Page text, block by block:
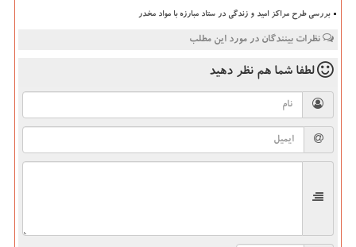
بررسی طرح مراکز امید و زندگی در ستاد مبارزه با مواد مخدر
نظرات بینندگان در مورد این مطلب
لطفا شما هم نظر دهید